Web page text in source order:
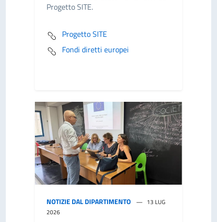
Progetto SITE.
Progetto SITE
Fondi diretti europei
NOTIZIE DAL DIPARTIMENTO
13 LUG
2026